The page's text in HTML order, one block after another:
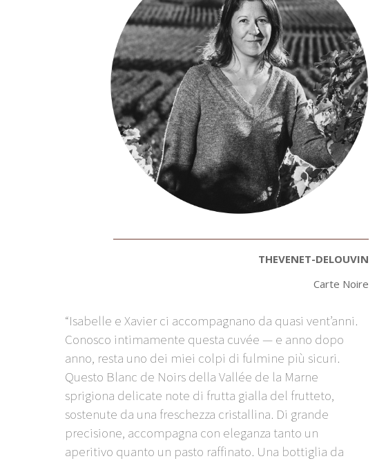
THEVENET-DELOUVIN
Carte Noire
“Isabelle e Xavier ci accompagnano da quasi vent’anni.
Conosco intimamente questa cuvée — e anno dopo
anno, resta uno dei miei colpi di fulmine più sicuri.
Questo Blanc de Noirs della Vallée de la Marne
sprigiona delicate note di frutta gialla del frutteto,
sostenute da una freschezza cristallina. Di grande
precisione, accompagna con eleganza tanto un
aperitivo quanto un pasto raffinato. Una bottiglia da